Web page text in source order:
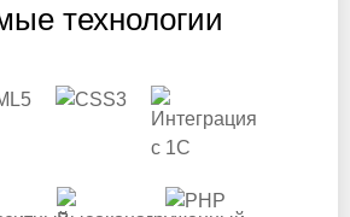
технологии